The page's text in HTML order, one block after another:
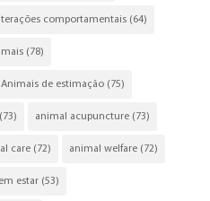
comportamentais(64)
(78)
Animais de estimação(75)
(73) animal acupuncture(73)
care(72) animal welfare(72)
estar(53)